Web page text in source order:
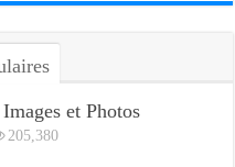
et Photos
205,380